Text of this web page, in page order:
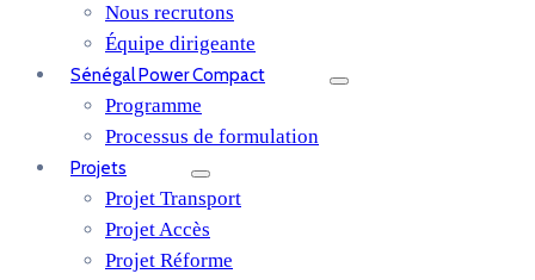
Nous recrutons
Équipe dirigeante
Sénégal Power Compact
Programme
Processus de formulation
Projets
Projet Transport
Projet Accès
Projet Réforme